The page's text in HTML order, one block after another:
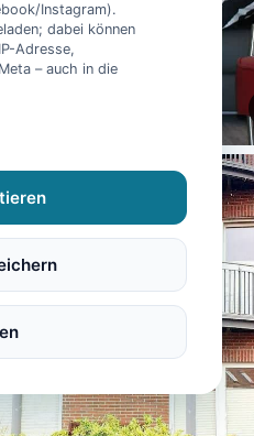
Instagram).
dabei können
Adresse,
– auch in die